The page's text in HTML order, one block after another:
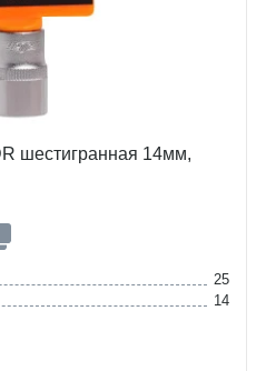
шестигранная 14мм,
25
14